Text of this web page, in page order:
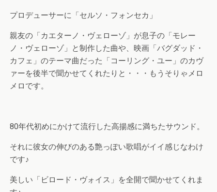
プロデューサーに「セルソ・フォンセカ」
親友の「カエターノ・ヴェローゾ」が息子の「モレー
ノ・ヴェローゾ」と制作した曲や、映画「バグダッド・
カフェ」のテーマ曲だった「コーリング・ユー」のカヴ
ァーを後半で聞かせてくれたりと・・・もうそりゃメロ
メロです。
80年代初めにかけて流行した高揚感に満ちたサウンド。
それに彼女の伸びのある艶っぽい歌唱がイイ感じなわけ
です♪
美しい「ビロード・ヴォイス」を全開で聞かせてくれま